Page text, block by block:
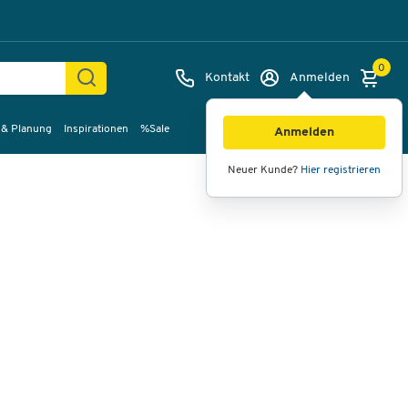
Kontakt Anmelden
Anmelden
Neuer Kunde? Hier registrieren
0
Planung Inspirationen %Sale
Bilder Videos 360°-Ansicht